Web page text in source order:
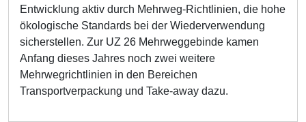
Entwicklung aktiv durch Mehrweg-Richtlinien, die hohe
ökologische Standards bei der Wiederverwendung
sicherstellen. Zur UZ 26 Mehrweggebinde kamen
Anfang dieses Jahres noch zwei weitere
Mehrwegrichtlinien in den Bereichen
Transportverpackung und Take-away dazu.